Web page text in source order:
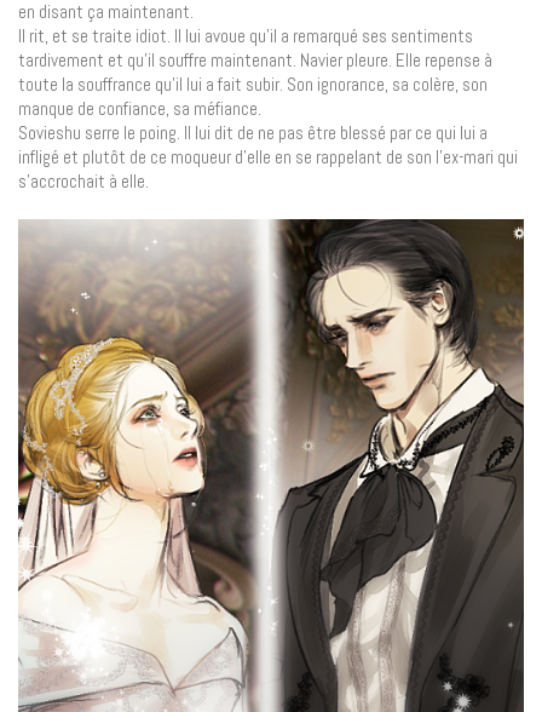
en disant ça maintenant.
Il rit, et se traite idiot. Il lui avoue qu’il a remarqué ses sentiments
tardivement et qu’il souffre maintenant. Navier pleure. Elle repense à
toute la souffrance qu’il lui a fait subir. Son ignorance, sa colère, son
manque de confiance, sa méfiance.
Sovieshu serre le poing. Il lui dit de ne pas être blessé par ce qui lui a
infligé et plutôt de ce moqueur d’elle en se rappelant de son l’ex-mari qui
s’accrochait à elle.